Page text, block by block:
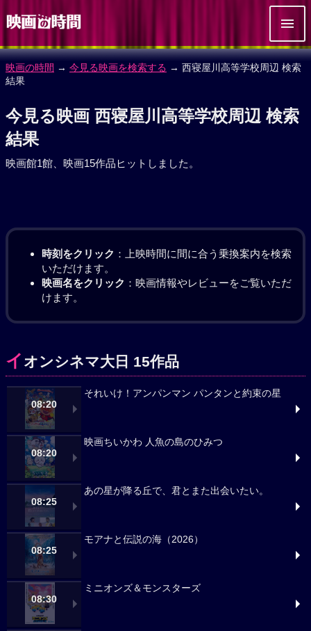
映画の時間 → 今見る映画を検索する → 西寝屋川高等学校周辺 検索
結果
今見る映画 西寝屋川高等学校周辺 検索
結果
映画館1館、映画15作品ヒットしました。
時刻をクリック ：上映時間に間に合う乗換案内を検索
いただけます。
映画名をクリック ：映画情報やレビューをご覧いただ
けます。
イ オンシネマ大日 15作品
08:20
それいけ！アンパンマン パンタンと約束の星
08:20
映画ちいかわ 人魚の島のひみつ
08:25
あの星が降る丘で、君とまた出会いたい。
08:25
モアナと伝説の海（2026）
08:30
ミニオンズ＆モンスターズ